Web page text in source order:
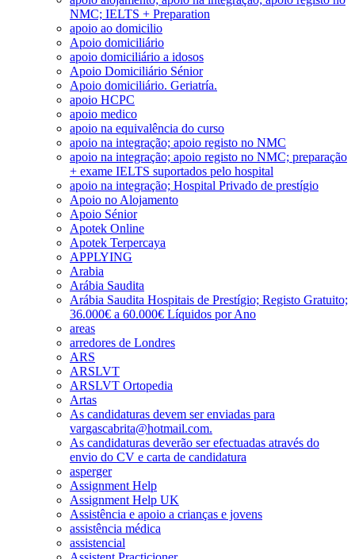
NMC; IELTS + Preparation
apoio ao domicilio
Apoio domiciliário
apoio domiciliário a idosos
Apoio Domiciliário Sénior
Apoio domiciliário. Geriatría.
apoio HCPC
apoio medico
apoio na equivalência do curso
apoio na integração; apoio registo no NMC
apoio na integração; apoio registo no NMC; preparação
+ exame IELTS suportados pelo hospital
apoio na integração; Hospital Privado de prestígio
Apoio no Alojamento
Apoio Sénior
Apotek Online
Apotek Terpercaya
APPLYING
Arabia
Arábia Saudita
Arábia Saudita Hospitais de Prestígio; Registo Gratuito;
36.000€ a 60.000€ Líquidos por Ano
areas
arredores de Londres
ARS
ARSLVT
ARSLVT Ortopedia
Artas
As candidaturas devem ser enviadas para
vargascabrita@hotmail.com.
As candidaturas deverão ser efectuadas através do
envio do CV e carta de candidatura
asperger
Assignment Help
Assignment Help UK
Assistência e apoio a crianças e jovens
assistência médica
assistencial